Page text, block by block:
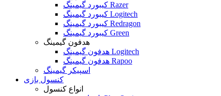
کیبورد گیمینگ Razer
کیبورد گیمینگ Logitech
کیبورد گیمینگ Redragon
کیبورد گیمینگ Green
هدفون گیمینگ
هدفون گیمینگ Logitech
هدفون گیمینگ Rapoo
اسپیکر گیمینگ
کنسول بازی
انواع کنسول